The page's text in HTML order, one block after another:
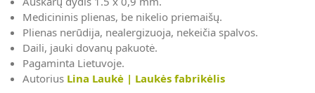
Medicininis plienas, be nikelio priemaišų.
Plienas nerūdija, nealergizuoja, nekeičia spalvos.
Daili, jauki dovanų pakuotė.
Pagaminta Lietuvoje.
Autorius Lina Laukė | Laukės fabrikėlis